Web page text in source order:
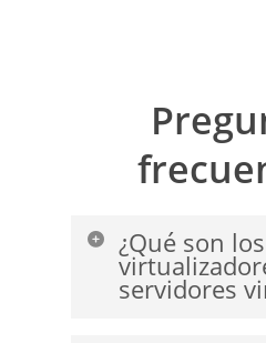
¿Qué son los
servidores